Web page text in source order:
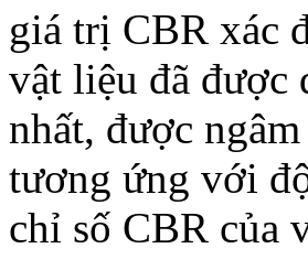
giá trị CBR xác
vật liệu đã được
nhất, được
tương ứng với
chỉ số CBR của